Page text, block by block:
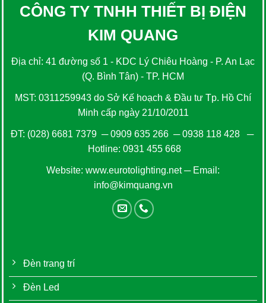
CÔNG TY TNHH THIẾT BỊ ĐIỆN
KIM QUANG
Địa chỉ: 41 đường số 1 - KDC Lý Chiêu Hoàng - P. An Lạc
(Q. Bình Tân) - TP. HCM
MST: 0311259943 do Sở Kế hoạch & Đầu tư Tp. Hồ Chí
Minh cấp ngày 21/10/2011
ĐT: (028) 6681 7379 ─0909 635 266─0938 118 428─
Hotline: 0931 455 668
Website: www.eurotolighting.net─ Email:
info@kimquang.vn
Đèn trang trí
Đèn Led